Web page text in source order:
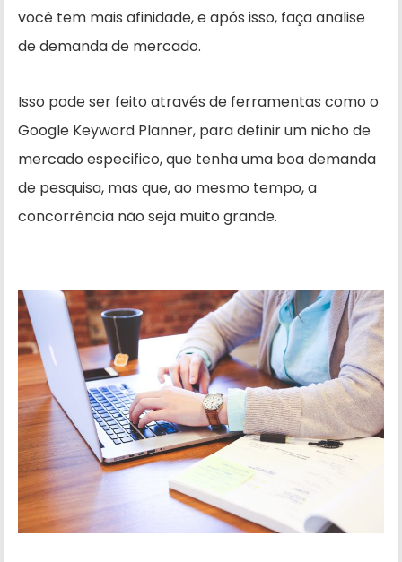
você tem mais afinidade, e após isso, faça analise
de demanda de mercado.
Isso pode ser feito através de ferramentas como o
Google Keyword Planner, para definir um nicho de
mercado especifico, que tenha uma boa demanda
de pesquisa, mas que, ao mesmo tempo, a
concorrência não seja muito grande.